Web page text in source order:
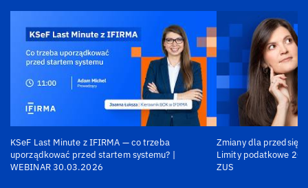
KSeF Last Minute z IFIRMA — co trzeba
uporządkować przed startem systemu? |
WEBINAR 30.03.2026
Zmiany dla
Limity podatkowe
ZUS